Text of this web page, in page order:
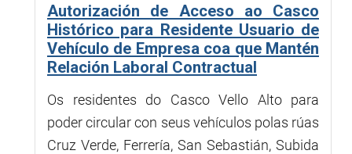
Autorización de Acceso ao Casco
Histórico para Residente Usuario de
Vehículo de Empresa coa que Mantén
Relación Laboral Contractual
Os residentes do Casco Vello Alto para
poder circular con seus vehículos polas rúas
Cruz Verde, Ferrería, San Sebastián, Subida